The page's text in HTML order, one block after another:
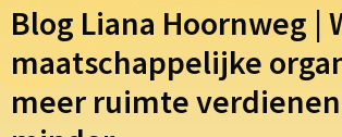
Blog Liana Hoornweg |
maatschappelijke
meer ruimte